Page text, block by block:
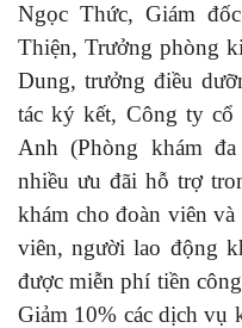
Ngọc Thức, Giám
Thiện, Trưởng phòng
Dung, trưởng điều
tác ký kết, Công ty cổ
Anh (Phòng khám
nhiều ưu đãi hỗ trợ
khám cho đoàn viên
viên, người lao động
được miễn phí tiền
Giảm 10% các dịch vụ